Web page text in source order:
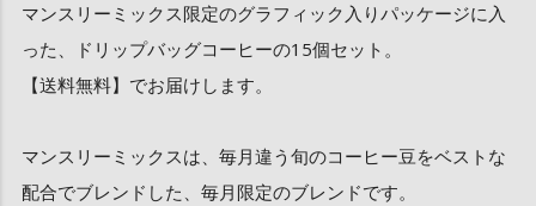
マンスリーミックス限定のグラフィック入りパッケージに入
った、ドリップバッグコーヒーの15個セット。
【送料無料】でお届けします。
マンスリーミックスは、毎月違う旬のコーヒー豆をベストな
配合でブレンドした、毎月限定のブレンドです。